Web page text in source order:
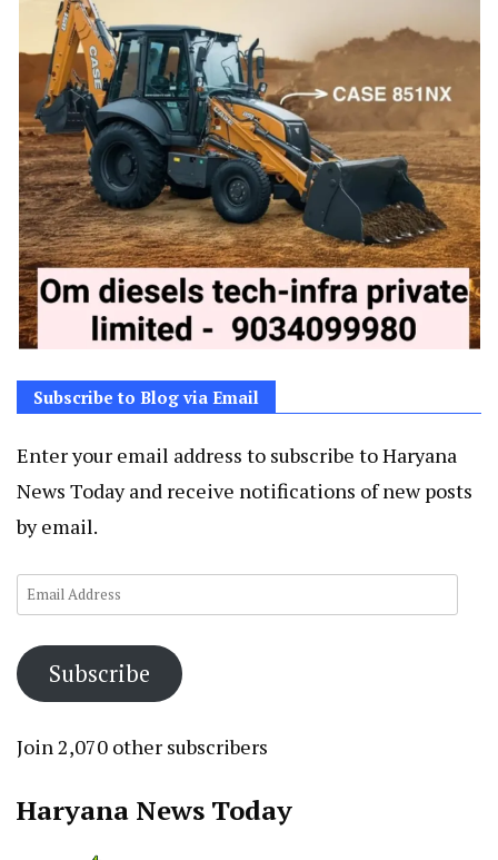
Subscribe to Blog via Email
Enter your email address to subscribe to Haryana
News Today and receive notifications of new posts
by email.
Email
Subscribe
Join 2,070 other subscribers
Haryana News Today